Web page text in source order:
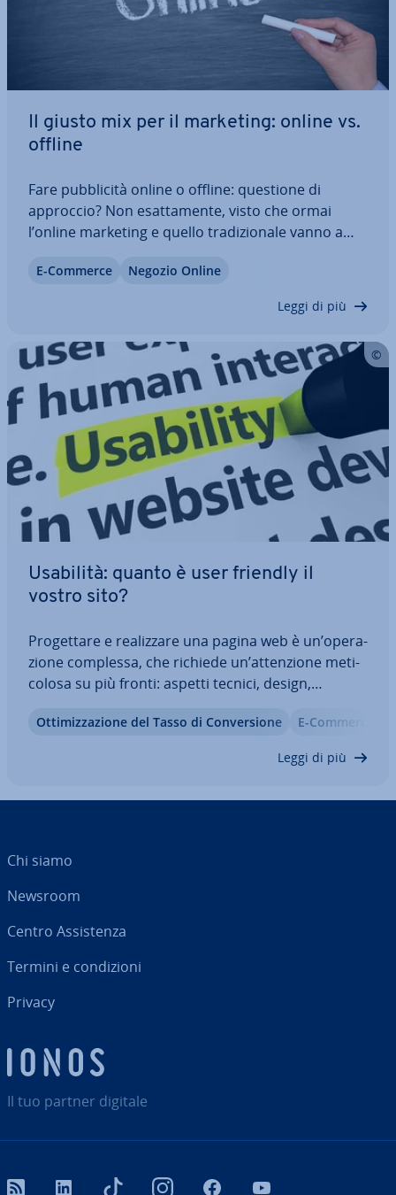
Il giusto mix per il marketing: online vs.
offline
Fare pub­bli­ci­tà online o offline: questione di
approccio? Non esat­ta­men­te, visto che ormai
l’online marketing e quello tra­di­zio­na­le vanno a
servono a far conoscere su tutto il ter­ri­to­rio il
E-Commerce Negozio Online
Leggi di più
Usabilità: quanto è user friendly il
vostro sito?
Pro­get­ta­re e rea­liz­za­re una pagina web è un’ope­ra­
zio­ne complessa, che richiede un’at­ten­zio­ne me­ti­
co­lo­sa su più fronti: aspetti tecnici, design,
essere curare queste com­po­nen­ti si­mul­ta­nea­men­
Ot­ti­miz­za­zio­ne del Tasso di Con­ver­sio­ne E-Commerce
Leggi di più
Il tuo partner digitale
Chi siamo
Newsroom
Centro As­si­sten­za
Termini e con­di­zio­ni
Privacy
RSS LinkedIn tiktok InstagramFacebook